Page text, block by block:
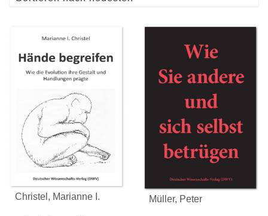
Christel, Marianne I. Müller, Peter